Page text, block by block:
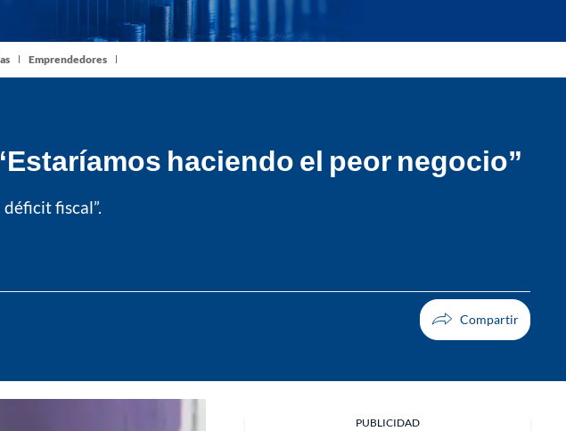
Emprendedores
haciendo el peor negocio”
fiscal”.
PUBLICIDAD